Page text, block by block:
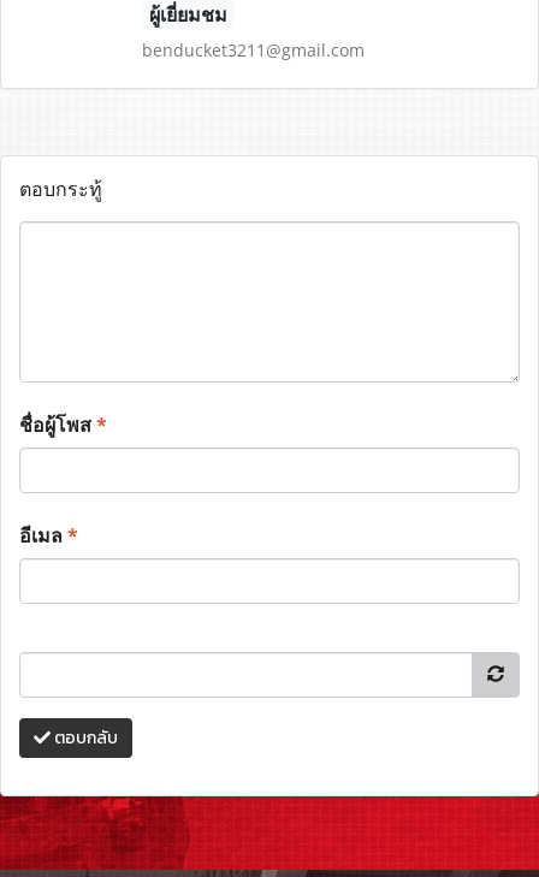
ผู้เยี่ยมชม
benducket3211@gmail.com
ตอบกระทู้
ชื่อผู้โพส*
อีเมล*
ตอบกลับ